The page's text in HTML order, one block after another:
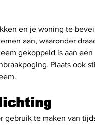
en je woning te
aan, waaronder
gekoppeld is aan een
Plaats ook
gebruik te maken van